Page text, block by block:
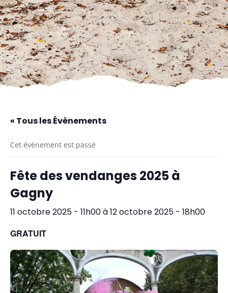
« Tous les Évènements
Cet évènement est passé
Fête des vendanges 2025 à
Gagny
11 octobre 2025 - 11h00à12 octobre 2025 - 18h00
GRATUIT